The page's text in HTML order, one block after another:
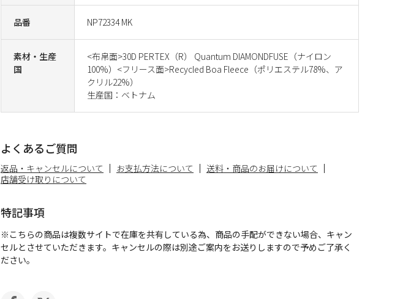
品番 NP72334 MK
素材・生産
国
<布帛面>30D PERTEX（R） Quantum DIAMONDFUSE（ナイロン
100%）<フリース面>Recycled Boa Fleece（ポリエステル78%、ア
クリル22%）
生産国：ベトナム
よくあるご質問
返品・キャンセルについて お支払方法について
送料・商品のお届けについて
店舗受け取りについて
特記事項
※こちらの商品は複数サイトで在庫を共有している為、商品の手配ができない場合、キャン
セルとさせていただきます。キャンセルの際は別途ご案内をお送りしますので予めご了承く
ださい。